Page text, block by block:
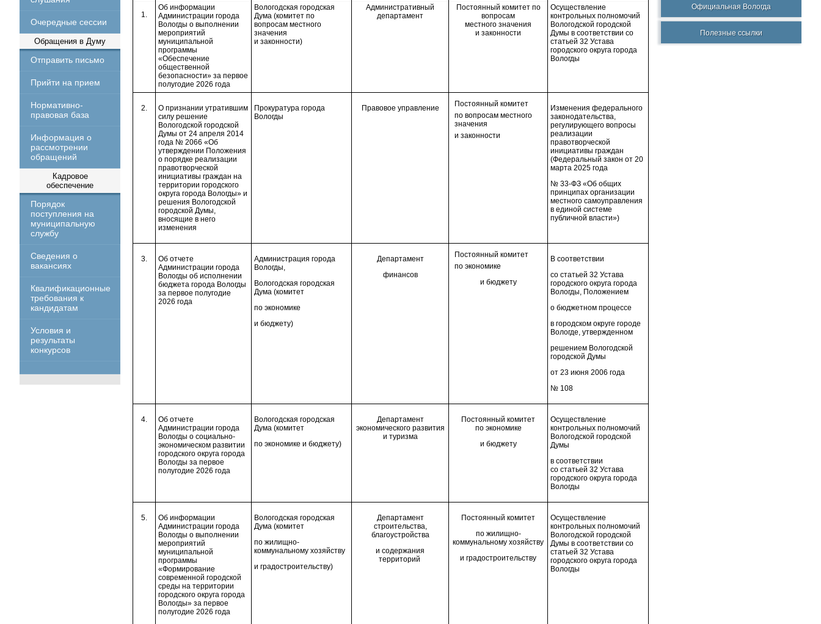
Очередные сессии
Обращения в Думу
Отправить письмо
Прийти на прием
Нормативно-
правовая база
Информация о
рассмотрении
обращений
Кадровое
обеспечение
Порядок
поступления на
муниципальную
службу
Сведения о
вакансиях
Квалификационные
требования к
кандидатам
Условия и
результаты
конкурсов
1.
Об информации
Администрации города
Вологды о выполнении
мероприятий
муниципальной
программы
«Обеспечение
общественной
безопасности» за первое
полугодие 2026 года
Вологодская городская
Дума (комитет по
вопросам местного
значения
и законности)
Административный
департамент
Постоянный комитет по
вопросам
местного значения
и законности
Осуществление
контрольных полномочий
Вологодской городской
Думы в соответствии со
статьей 32 Устава
городского округа города
Вологды
2.
О признании утратившим
силу решение
Вологодской городской
Думы от 24 апреля 2014
года № 2066 «Об
утверждении Положения
о порядке реализации
правотворческой
инициативы граждан на
территории городского
округа города Вологды» и
решения Вологодской
городской Думы,
вносящие в него
изменения
Прокуратура города
Вологды
Правовое управление Постоянный комитет
повопросам местного
значения
и законности
Изменения федерального
законодательства,
регулирующего вопросы
реализации
правотворческой
инициативы граждан
(Федеральный закон от 20
марта 2025 года
№ 33-ФЗ «Об общих
принципах организации
местного самоуправления
в единой системе
публичной власти»)
3.
Об отчете
Администрации города
Вологды об исполнении
бюджета города Вологды
за первое полугодие
2026 года
Администрация города
Вологды,
Вологодская городская
Дума (комитет
по экономике
и бюджету)
Департамент
финансов
Постоянный комитет
поэкономике
и бюджету
В соответствии
со статьей 32 Устава
городского округа города
Вологды, Положением
о бюджетном процессе
в городском округе городе
Вологде, утвержденном
решением Вологодской
городской Думы
от 23 июня 2006 года
№ 108
4.
Об отчете
Администрации города
Вологды о социально-
экономическом развитии
городского округа города
Вологды за первое
полугодие 2026 года
Вологодская городская
Дума (комитет
по экономике и бюджету)
Департамент
экономического развития
и туризма
Постоянный комитет
по экономике
и бюджету
Осуществление
контрольных полномочий
Вологодской городской
Думы
в соответствии
со статьей 32 Устава
городского округа города
Вологды
5.
Об информации
Администрации города
Вологды о выполнении
мероприятий
муниципальной
программы
«Формирование
современной городской
среды на территории
городского округа города
Вологды» за первое
полугодие 2026 года
Вологодская городская
Дума (комитет
по жилищно-
коммунальному хозяйству
и градостроительству)
Департамент
строительства,
благоустройства
и содержания
территорий
Постоянный комитет
по жилищно-
коммунальному хозяйству
и градостроительству
Осуществление
контрольных полномочий
Вологодской городской
Думы в соответствии со
статьей 32 Устава
городского округа города
Вологды
Официальная Вологда
Полезные ссылки